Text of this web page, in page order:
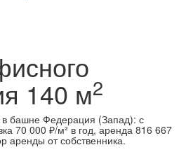
140 м2
башне Федерация (Запад): с
70 000 ₽/м² в год, аренда 816 667
аренды от собственника.